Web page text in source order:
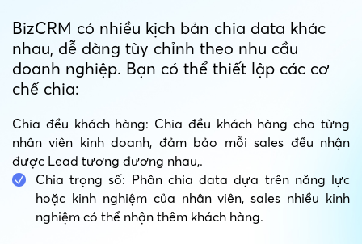
BizCRM có nhiều kịch bản chia data khác
nhau, dễ dàng tùy chỉnh theo nhu cầu
doanh nghiệp. Bạn có thể thiết lập các cơ
chế chia:
Chia đều khách hàng: Chia đều khách hàng cho từng
nhân viên kinh doanh, đảm bảo mỗi sales đều nhận
được Lead tương đương nhau,.
Chia trọng số: Phân chia data dựa trên năng lực
hoặc kinh nghiệm của nhân viên, sales nhiều kinh
nghiệm có thể nhận thêm khách hàng.